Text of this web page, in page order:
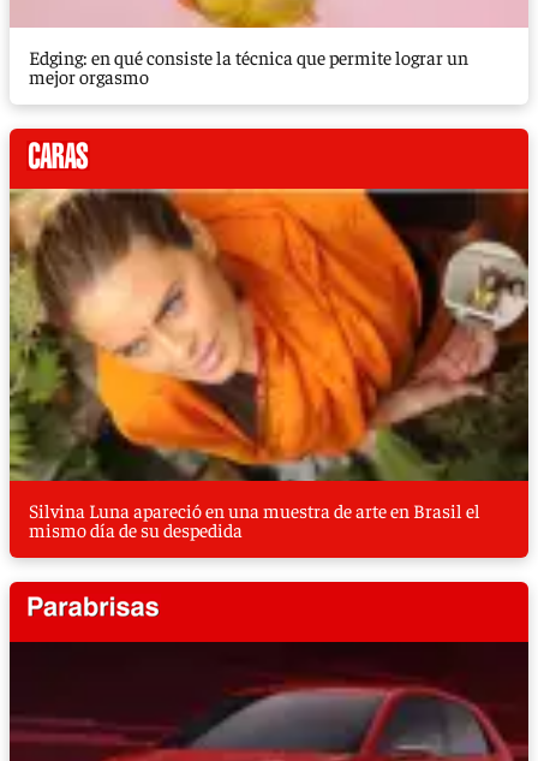
Edging: en qué consiste la técnica que permite lograr un
mejor orgasmo
Silvina Luna apareció en una muestra de arte en Brasil el
mismo día de su despedida